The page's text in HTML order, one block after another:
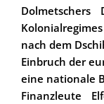
Dolmetschers
Kolonialregimes
nach dem
Einbruch der
eine nationale
Finanzleute